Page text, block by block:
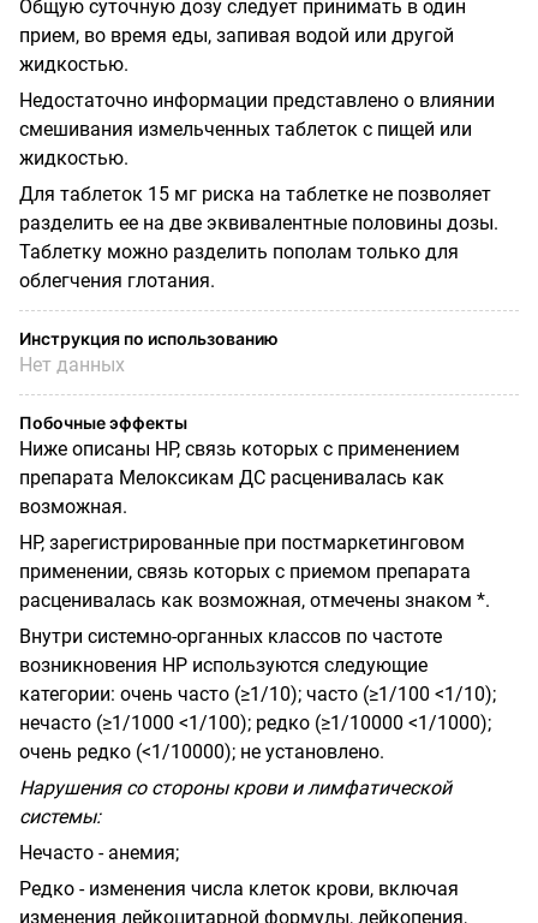
Общую суточную дозу следует принимать в один
прием, во время еды, запивая водой или другой
жидкостью.
Недостаточно информации представлено о влиянии
смешивания измельченных таблеток с пищей или
жидкостью.
Для таблеток 15 мг риска на таблетке не позволяет
разделить ее на две эквивалентные половины дозы.
Таблетку можно разделить пополам только для
облегчения глотания.
Инструкция по использованию
Нет данных
Побочные эффекты
Ниже описаны HP, связь которых с применением
препарата Мелоксикам ДС расценивалась как
возможная.
HP, зарегистрированные при постмаркетинговом
применении, связь которых с приемом препарата
расценивалась как возможная, отмечены знаком *.
Внутри системно-органных классов по частоте
возникновения HP используются следующие
категории: очень часто (≥1/10); часто (≥1/100 <1/10);
нечасто (≥1/1000 <1/100); редко (≥1/10000 <1/1000);
очень редко (<1/10000); не установлено.
Нарушения со стороны крови и лимфатической
системы:
Нечасто - анемия;
Редко - изменения числа клеток крови, включая
изменения лейкоцитарной формулы, лейкопения,